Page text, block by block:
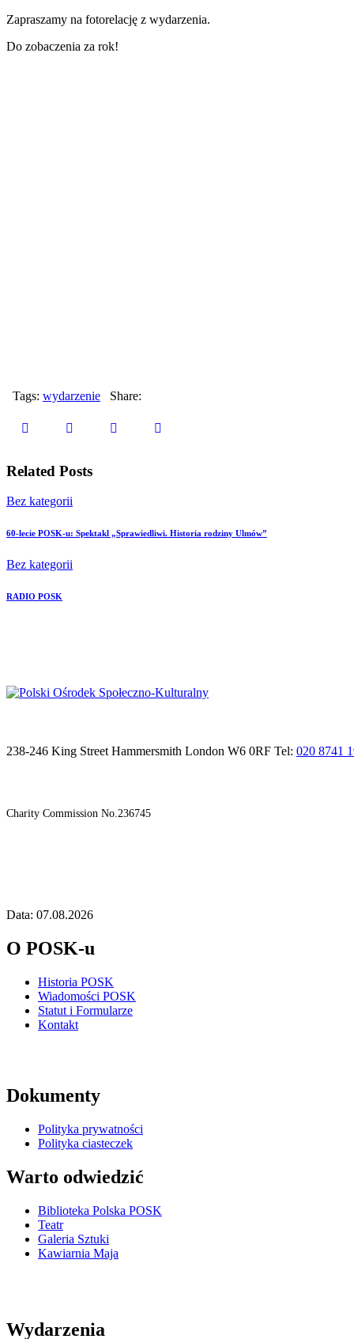
Zapraszamy na fotorelację z wydarzenia.
Do zobaczenia za rok!
Tags: wydarzenie Share:
Related Posts
Bez kategorii
60-lecie POSK-u: Spektakl „Sprawiedliwi. Historia rodziny Ulmów”
Bez kategorii
RADIO POSK
238-246 King Street Hammersmith London W6 0RF Tel: 020 8741
Charity Commission No.236745
Data: 07.08.2026
O POSK-u
Historia POSK
Wiadomości POSK
Statut i Formularze
Kontakt
Dokumenty
Polityka prywatności
Polityka ciasteczek
Warto odwiedzić
Biblioteka Polska POSK
Teatr
Galeria Sztuki
Kawiarnia Maja
Wydarzenia